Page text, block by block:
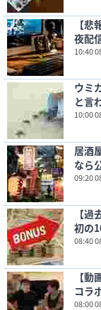
【
夜配
10:40
ウミ
と言
10:00
居酒
なら
09:20
【
初の
08:40
【
コラ
08:00